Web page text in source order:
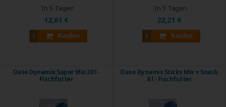
12,61 €
Kaufen
In 5 Tagen
22,21 €
Kaufen
In 5 Tagen
Oase Dynamix Super Mix 20 l -
Fischfutter
Oase Dynamix Sticks Mix + Snack
8 l - Fischfutter